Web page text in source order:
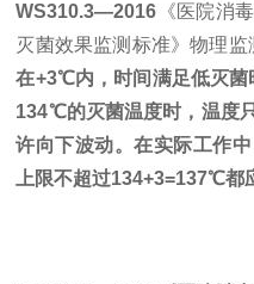
WS310.3—2016 《医院消
灭菌效果监测标准》物理监
在+3℃内，时间满足低灭菌
134℃的灭菌温度时，温度
许向下波动。在实际工作
上限不超过134+3=137℃都